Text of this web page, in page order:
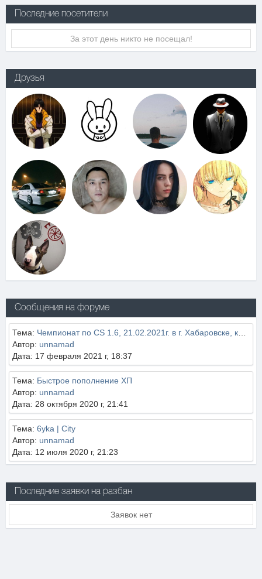
Последние посетители
За этот день никто не посещал!
Друзья
Сообщения на форуме
Тема: Чемпионат по CS 1.6, 21.02.2021г. в г. Хабаровске, клуб UNDERGROUND.
Автор: unnamad
Дата: 17 февраля 2021 г, 18:37
Тема: Быстрое пополнение ХП
Автор: unnamad
Дата: 28 октября 2020 г, 21:41
Тема: 6yka | City
Автор: unnamad
Дата: 12 июля 2020 г, 21:23
Последние заявки на разбан
Заявок нет